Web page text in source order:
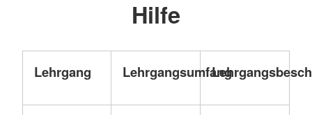
Hilfe
Lehrgang Lehrgangsumfang